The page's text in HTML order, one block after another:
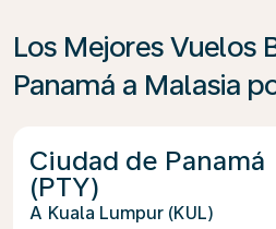
Los Mejores Vuelos
Panamá a Malasia
Ciudad de Panamá
(PTY)
Kuala Lumpur (KUL)